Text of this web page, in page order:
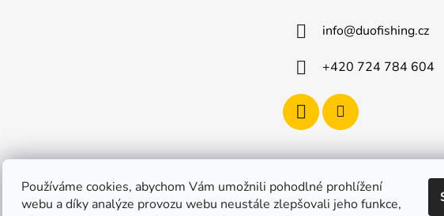
Používáme cookies, abychom Vám umožnili pohodlné prohlížení
webu a díky analýze provozu webu neustále zlepšovali jeho funkce,
info@duofishing.cz
+420 724 784 604